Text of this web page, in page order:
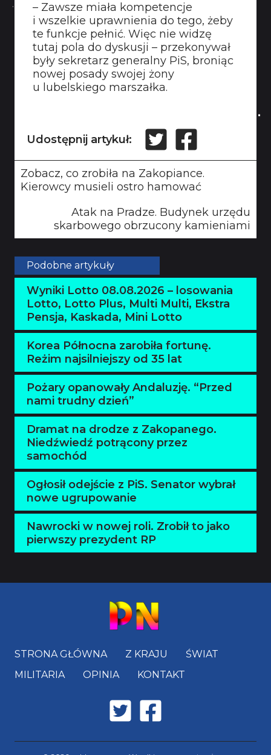
– Zawsze miała kompetencje
i wszelkie uprawnienia do tego, żeby
te funkcje pełnić. Więc nie widzę
tutaj pola do dyskusji – przekonywał
były sekretarz generalny PiS, broniąc
nowej posady swojej żony
u lubelskiego marszałka.
Udostępnij artykuł:
Zobacz, co zrobiła na Zakopiance.
Kierowcy musieli ostro hamować
Atak na Pradze. Budynek urzędu
skarbowego obrzucony kamieniami
Podobne artykuły
Wyniki Lotto 08.08.2026 – losowania
Lotto, Lotto Plus, Multi Multi, Ekstra
Pensja, Kaskada, Mini Lotto
Korea Północna zarobiła fortunę.
Reżim najsilniejszy od 35 lat
Pożary opanowały Andaluzję. “Przed
nami trudny dzień”
Dramat na drodze z Zakopanego.
Niedźwiedź potrącony przez
samochód
Ogłosił odejście z PiS. Senator wybrał
nowe ugrupowanie
Nawrocki w nowej roli. Zrobił to jako
pierwszy prezydent RP
STRONA GŁÓWNA Z KRAJU
ŚWIAT
MILITARIA
OPINIA KONTAKT